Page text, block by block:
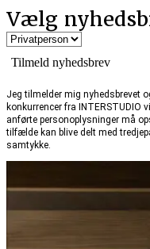
Vælg
Tilmeld nyhedsbrev
Jeg tilmelder mig nyhedsbrevet
konkurrencer fra INTERSTUDIO
anførte personoplysninger må
tilfælde kan blive delt med
samtykke.